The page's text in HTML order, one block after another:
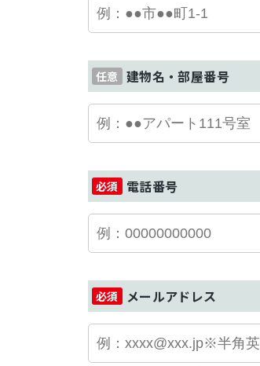
建物名・部屋番号
電話番号
メールアドレス